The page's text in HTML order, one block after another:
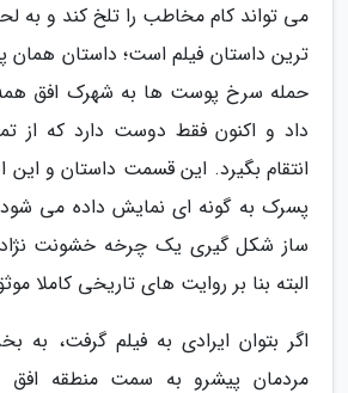
می تواند کام مخاطب را تلخ کند و به
ترین داستان فیلم است؛ داستان همان
حمله سرخ پوست ها به شهرک افق
داد و اکنون فقط دوست دارد که از
انتقام بگیرد. این قسمت داستان و این
پسرک به گونه ای نمایش داده می شود
ساز شکل گیری یک چرخه خشونت
البته بنا بر روایت های تاریخی کاملا
اگر بتوان ایرادی به فیلم گرفت،
مردمان پیشرو به سمت منطقه افق